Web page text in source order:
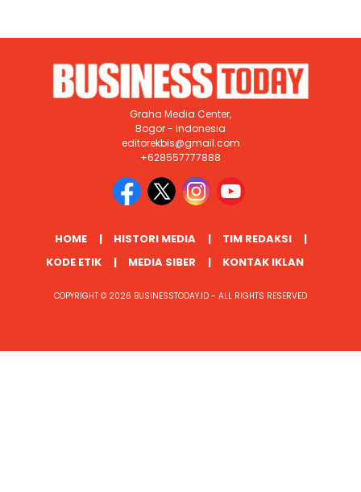
Graha Media Center,
Bogor - Indonesia
editorekbis@gmail.com
+628557777888
HOME HISTORI MEDIA
TIM REDAKSI
KODE ETIK
MEDIA SIBER KONTAK IKLAN
COPYRIGHT © 2026 BUSINESSTODAY.ID - ALL RIGHTS RESERVED